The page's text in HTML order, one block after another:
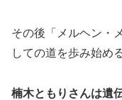
その後「メルヘン・
しての道を歩み始め
楠木ともりさんは遺